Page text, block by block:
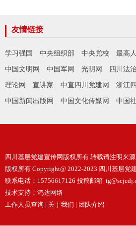
友情链接
学习强国 中央组织部 中央党校 最高
中国文明网 中国军网 光明网 四川法
理论网 宣讲家 中直四川党建网 浙江
中国新闻出版网 中国文化传媒网 中国
四川基层党建宣传网版权所有 转载请注明来源
版权所有 Copyright@ 2022-2023 四川基层党
联系电话：15756617126 投稿邮箱
技术支持： 鸿达网络
工作人员查询 | 关于我们 | 团队介绍